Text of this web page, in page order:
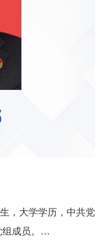
，大学学历，中共党
组成员。…